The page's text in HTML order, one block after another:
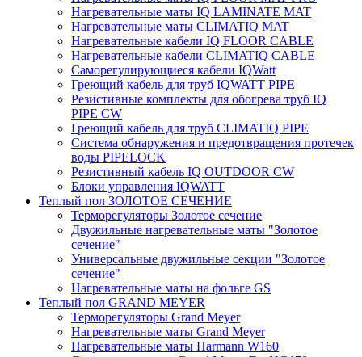
Нагревательные маты IQ LAMINATE MAT
Нагревательные маты CLIMATIQ MAT
Нагревательные кабели IQ FLOOR CABLE
Нагревательные кабели CLIMATIQ CABLE
Саморегулирующиеся кабели IQWatt
Греющий кабель для труб IQWATT PIPE
Резистивные комплекты для обогрева труб IQ
PIPE CW
Греющий кабель для труб CLIMATIQ PIPE
Система обнаружения и предотвращения протечек
воды PIPELOCK
Резистивный кабель IQ OUTDOOR CW
Блоки управления IQWATT
Теплый пол ЗОЛОТОЕ СЕЧЕНИЕ
Терморегуляторы Золотое сечение
Двужильные нагревательные маты "Золотое
сечение"
Универсальные двужильные секции "Золотое
сечение"
Нагревательные маты на фольге GS
Теплый пол GRAND MEYER
Терморегуляторы Grand Meyer
Нагревательные маты Grand Meyer
Нагревательные маты Harmann W160